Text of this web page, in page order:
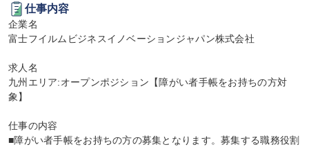
仕事内容
企業名
富士フイルムビジネスイノベーションジャパン株式会社
求人名
九州エリア:オープンポジション【障がい者手帳をお持ちの方対
象】
仕事の内容
■障がい者手帳をお持ちの方の募集となります。募集する職務役割